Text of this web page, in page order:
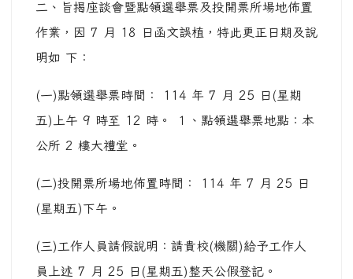
二、旨揭座談會暨點領選舉票及投開票所場地佈置
作業，因 7 月 18 日函文誤植，特此更正日期及說
明如 下：
(一)點領選舉票時間： 114 年 7 月 25 日(星期
五)上午 9 時至 12 時。 １、點領選舉票地點：本
公所 2 樓大禮堂。
(二)投開票所場地佈置時間： 114 年 7 月 25 日
(星期五)下午。
(三)工作人員請假說明：請貴校(機關)給予工作人
員上述 7 月 25 日(星期五)整天公假登記。